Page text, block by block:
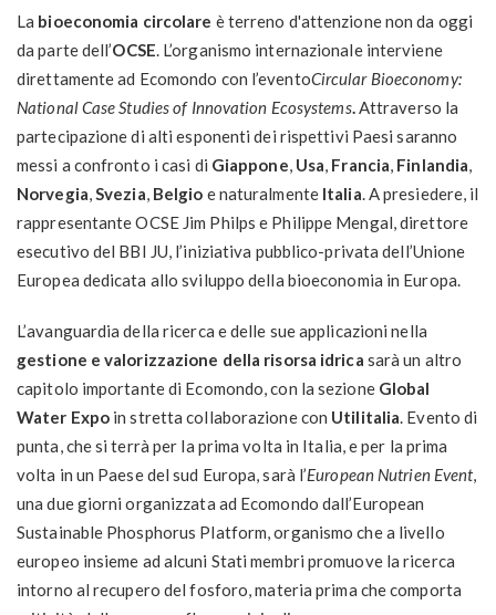
La bioeconomia circolare è terreno d'attenzione non da oggi
da parte dell’OCSE. L’organismo internazionale interviene
direttamente ad Ecomondo con l’eventoCircular Bioeconomy:
National Case Studies of Innovation Ecosystems.Attraverso la
partecipazione di alti esponenti dei rispettivi Paesi saranno
messi a confronto i casi di Giappone, Usa, Francia, Finlandia,
Norvegia,Svezia, Belgio e naturalmente Italia. A presiedere, il
rappresentante OCSE Jim Philps e Philippe Mengal, direttore
esecutivo del BBI JU, l’iniziativa pubblico-privata dell’Unione
Europea dedicata allo sviluppo della bioeconomia in Europa.
L’avanguardia della ricerca e delle sue applicazioni nella
gestione e valorizzazione della risorsa idrica sarà un altro
capitolo importante di Ecomondo, con la sezione Global
Water Expo in stretta collaborazione con Utilitalia. Evento di
punta, che si terrà per la prima volta in Italia, e per la prima
volta in un Paese del sud Europa, sarà l’European Nutrien Event,
una due giorni organizzata ad Ecomondo dall’European
Sustainable Phosphorus Platform, organismo che a livello
europeo insieme ad alcuni Stati membri promuove la ricerca
intorno al recupero del fosforo, materia prima che comporta